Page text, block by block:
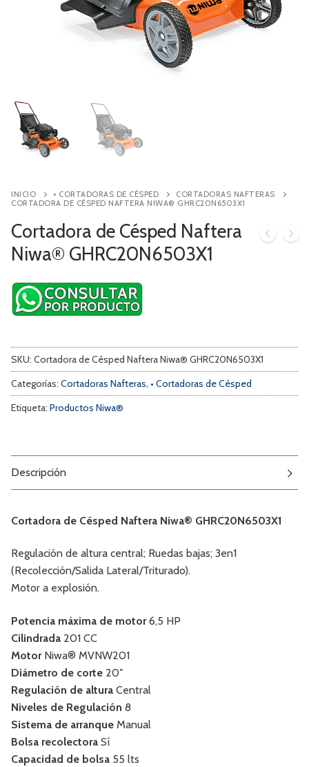
Contacto
INICIO • CORTADORAS DE CÉSPED
CORTADORAS NAFTERAS
CORTADORA DE CÉSPED NAFTERA NIWA® GHRC20N6503X1
Cortadora de Césped Naftera
Niwa® GHRC20N6503X1
SKU: Cortadora de Césped Naftera Niwa® GHRC20N6503X1
Categorías: Cortadoras Nafteras, • Cortadoras de Césped
Etiqueta: Productos Niwa®
Descripción
Cortadora de Césped Naftera Niwa® GHRC20N6503X1
Regulación de altura central; Ruedas bajas; 3en1
(Recolección/Salida Lateral/Triturado).
Motor a explosión.
Potencia máxima de motor6,5 HP
Cilindrada 201 CC
Motor Niwa® MVNW201
Diámetro de corte 20″
Regulación de altura Central
Niveles de Regulación 8
Sistema de arranque Manual
Bolsa recolectora Sí
Capacidad de bolsa 55 lts